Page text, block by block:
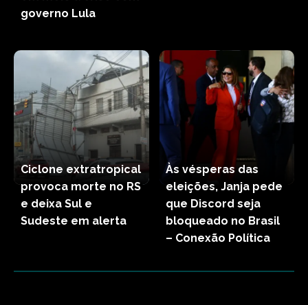
governo Lula
Ciclone extratropical
provoca morte no RS
e deixa Sul e
Sudeste em alerta
Às vésperas das
eleições, Janja pede
que Discord seja
bloqueado no Brasil
– Conexão Política